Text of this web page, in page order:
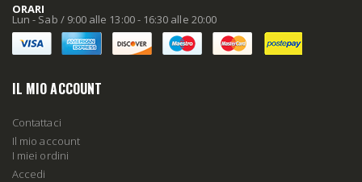
ORARI
Lun - Sab / 9:00 alle 13:00 - 16:30 alle 20:00
IL MIO ACCOUNT
Contattaci
Il mio account
I miei ordini
Accedi